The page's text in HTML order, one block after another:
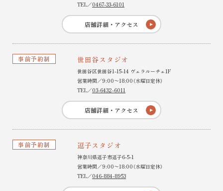
TEL／0467-33-6101
店舗詳細・アクセス
事前予約制 世田谷スタジオ
世田谷区世田谷1-15-14 ヴェラルーチェ1F
営業時間／9:00〜18:00（水曜日定休）
TEL／03-6432-6011
店舗詳細・アクセス
事前予約制 逗子スタジオ
神奈川県逗子市逗子6-5-1
営業時間／9:00〜18:00（水曜日定休）
TEL／046-884-8953